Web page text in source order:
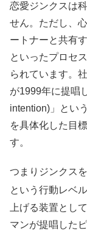
恋愛ジンクスは
せん。ただし、
ートナーと共有
といったプロセ
られています。
が1999年に提唱
intention)」とい
を具体化した目
す。
つまりジンクス
という行動レベ
上げる装置とし
マンが提唱した